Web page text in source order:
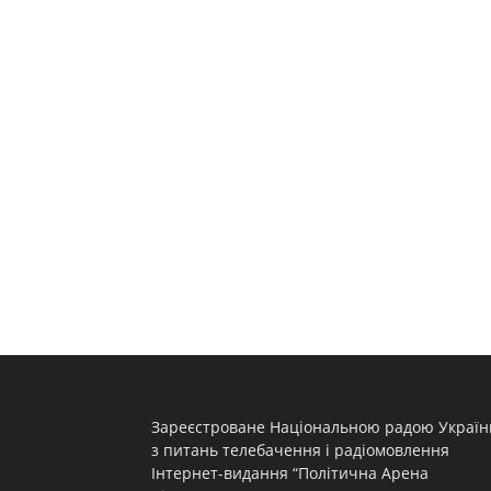
Зареєстроване Національною радою
з питань телебачення і радіомовлення
Інтернет-видання “Політична Арена